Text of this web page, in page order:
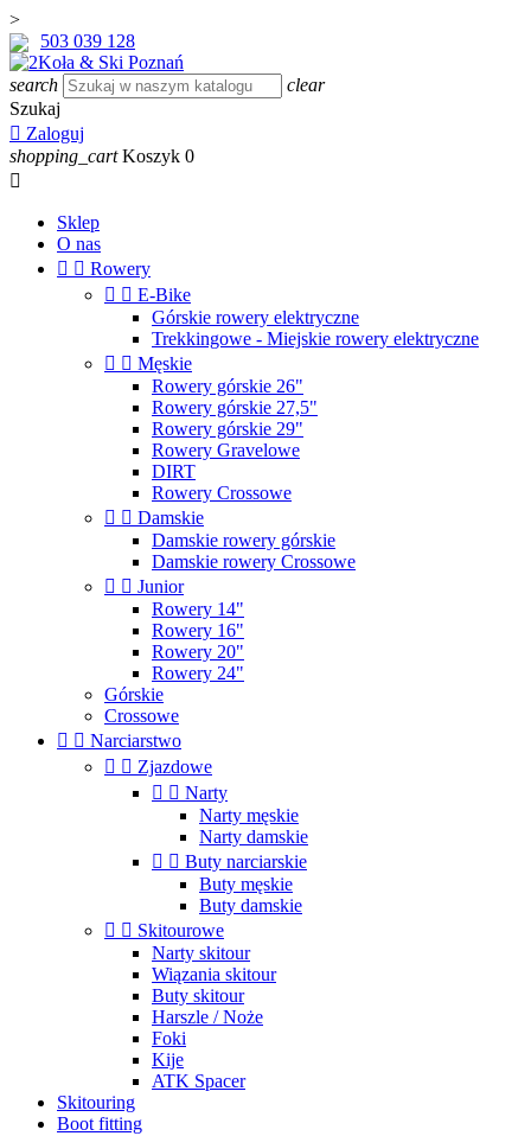
>
503 039 128
search
clear
Szukaj
 Zaloguj
shopping_cart Koszyk 0

Sklep
O nas
  Rowery
  E-Bike
Górskie rowery elektryczne
Trekkingowe - Miejskie rowery elektryczne
  Męskie
Rowery górskie 26"
Rowery górskie 27,5"
Rowery górskie 29"
Rowery Gravelowe
DIRT
Rowery Crossowe
  Damskie
Damskie rowery górskie
Damskie rowery Crossowe
  Junior
Rowery 14"
Rowery 16"
Rowery 20"
Rowery 24"
Górskie
Crossowe
  Narciarstwo
  Zjazdowe
  Narty
Narty męskie
Narty damskie
  Buty narciarskie
Buty męskie
Buty damskie
  Skitourowe
Narty skitour
Wiązania skitour
Buty skitour
Harszle / Noże
Foki
Kije
ATK Spacer
Skitouring
Boot fitting